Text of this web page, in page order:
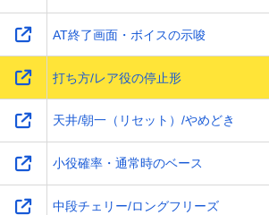
AT終了画面・ボイスの示唆
打ち方/レア役の停止形
天井/朝一（リセット）/やめどき
小役確率・通常時のベース
中段チェリー/ロングフリーズ